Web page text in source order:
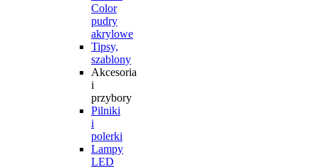
Color
pudry
akrylowe
Tipsy,
szablony
Akcesoria
i
przybory
Pilniki
i
polerki
Lampy
LED